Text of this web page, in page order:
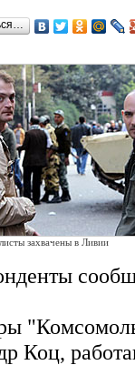
захвачены в Ливии
Коц,